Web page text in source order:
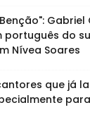
português do
Nívea Soares
que já